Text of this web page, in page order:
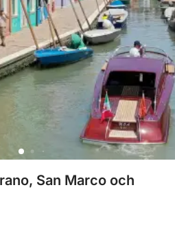
San Marco och